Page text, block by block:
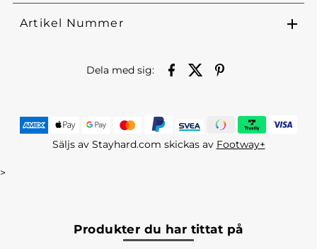
Artikel Nummer
Dela med sig:
Säljs av Stayhard.com skickas av Footway+
>
Produkter du har tittat på